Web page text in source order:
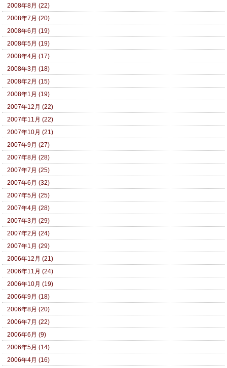
2008年8月 (22)
2008年7月 (20)
2008年6月 (19)
2008年5月 (19)
2008年4月 (17)
2008年3月 (18)
2008年2月 (15)
2008年1月 (19)
2007年12月 (22)
2007年11月 (22)
2007年10月 (21)
2007年9月 (27)
2007年8月 (28)
2007年7月 (25)
2007年6月 (32)
2007年5月 (25)
2007年4月 (28)
2007年3月 (29)
2007年2月 (24)
2007年1月 (29)
2006年12月 (21)
2006年11月 (24)
2006年10月 (19)
2006年9月 (18)
2006年8月 (20)
2006年7月 (22)
2006年6月 (9)
2006年5月 (14)
2006年4月 (16)